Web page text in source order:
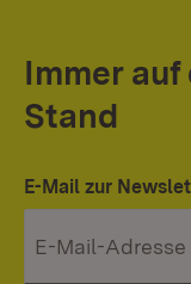
Immer
Stand
E-Mail zur